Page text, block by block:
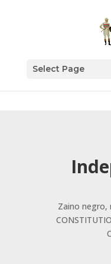
Select Page
Zaino negro,